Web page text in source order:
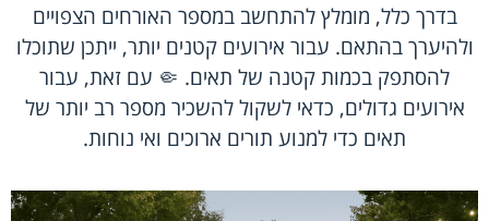
בדרך כלל, מומלץ להתחשב במספר האורחים הצפויים
ולהיערך בהתאם. עבור אירועים קטנים יותר, ייתכן שתוכלו
להסתפק בכמות קטנה של תאים. 🤏 עם זאת, עבור
אירועים גדולים, כדאי לשקול להשכיר מספר רב יותר של
תאים כדי למנוע תורים ארוכים ואי נוחות.